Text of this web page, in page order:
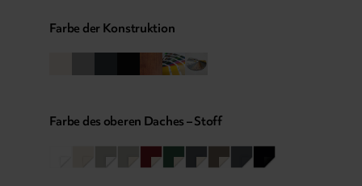
Farbe der Konstruktion
Farbe des oberen Daches – Stoff